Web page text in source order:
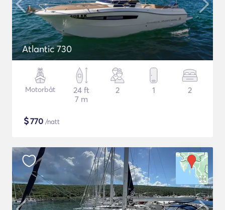
Atlantic 730
Motorbåt
24 ft
7 m
2 1 2
$770 /natt